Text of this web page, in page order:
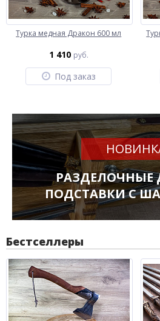
Турка медная Дракон 600 мл
1 410 руб.
Под заказ
РАЗДЕЛОЧНЫЕ
ПОДСТАВКИ С
Бестселлеры